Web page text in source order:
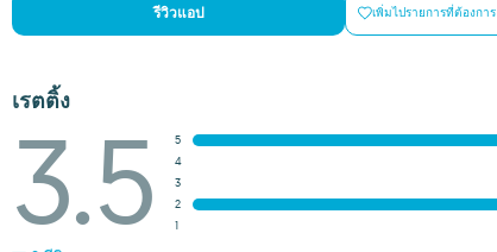
รีวิวแอป เพิ่มไปรายการที่ต้องการ
เรตติ้ง
3.5
5
4
3
2
1